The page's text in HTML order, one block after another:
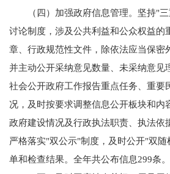
（四）加强政府信息管理。坚持"三
讨论制度，涉及公共利益和公众权益的
章、行政规范性文件，除依法应当保密
并主动公开采纳意见数量、未采纳意见
社会公开政府工作报告重点任务、重要
况，及时按要求调整信息公开板块和内
政府建设情况及行政执法职责、执法依
严格落实"双公示"制度，及时公开"双
单和检查结果。全年共公布信息299条。